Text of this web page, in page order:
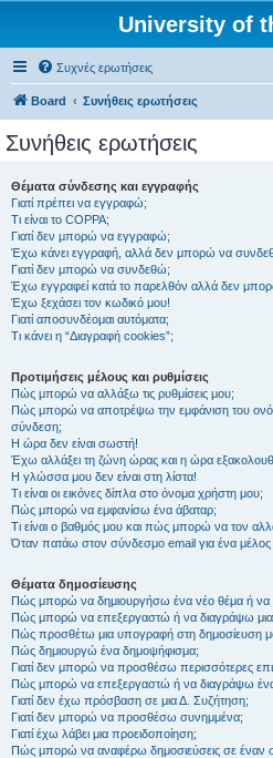
University of
Συχνές ερωτήσεις
Board Συνήθεις ερωτήσεις
Συνήθεις ερωτήσεις
Θέματα σύνδεσης και εγγραφής
Γιατί πρέπει να εγγραφώ;
Τι είναι το COPPA;
Γιατί δεν μπορώ να εγγραφώ;
Έχω κάνει εγγραφή, αλλά δεν μπορώ να
Γιατί δεν μπορώ να συνδεθώ;
Έχω εγγραφεί κατά το παρελθόν αλλά δεν
Έχω ξεχάσει τον κωδικό μου!
Γιατί αποσυνδέομαι αυτόματα;
Τι κάνει η “Διαγραφή cookies”;
Προτιμήσεις μέλους και ρυθμίσεις
Πώς μπορώ να αλλάξω τις ρυθμίσεις μου;
Πώς μπορώ να αποτρέψω την εμφάνιση του
σύνδεση;
Η ώρα δεν είναι σωστή!
Έχω αλλάξει τη ζώνη ώρας και η ώρα
Η γλώσσα μου δεν είναι στη λίστα!
Τι είναι οι εικόνες δίπλα στο όνομα χρήστη μου;
Πώς μπορώ να εμφανίσω ένα άβαταρ;
Τι είναι ο βαθμός μου και πώς μπορώ να τον
Όταν πατάω στον σύνδεσμο email για ένα μέλος
Θέματα δημοσίευσης
Πώς μπορώ να δημιουργήσω ένα νέο θέμα ή να
Πώς μπορώ να επεξεργαστώ ή να διαγράψω μια
Πώς προσθέτω μια υπογραφή στη δημοσίευση
Πώς δημιουργώ ένα δημοψήφισμα;
Γιατί δεν μπορώ να προσθέσω περισσότερες
Πώς μπορώ να επεξεργαστώ ή να διαγράψω
Γιατί δεν έχω πρόσβαση σε μια Δ. Συζήτηση;
Γιατί δεν μπορώ να προσθέσω συνημμένα;
Γιατί έχω λάβει μια προειδοποίηση;
Πώς μπορώ να αναφέρω δημοσιεύσεις σε έναν